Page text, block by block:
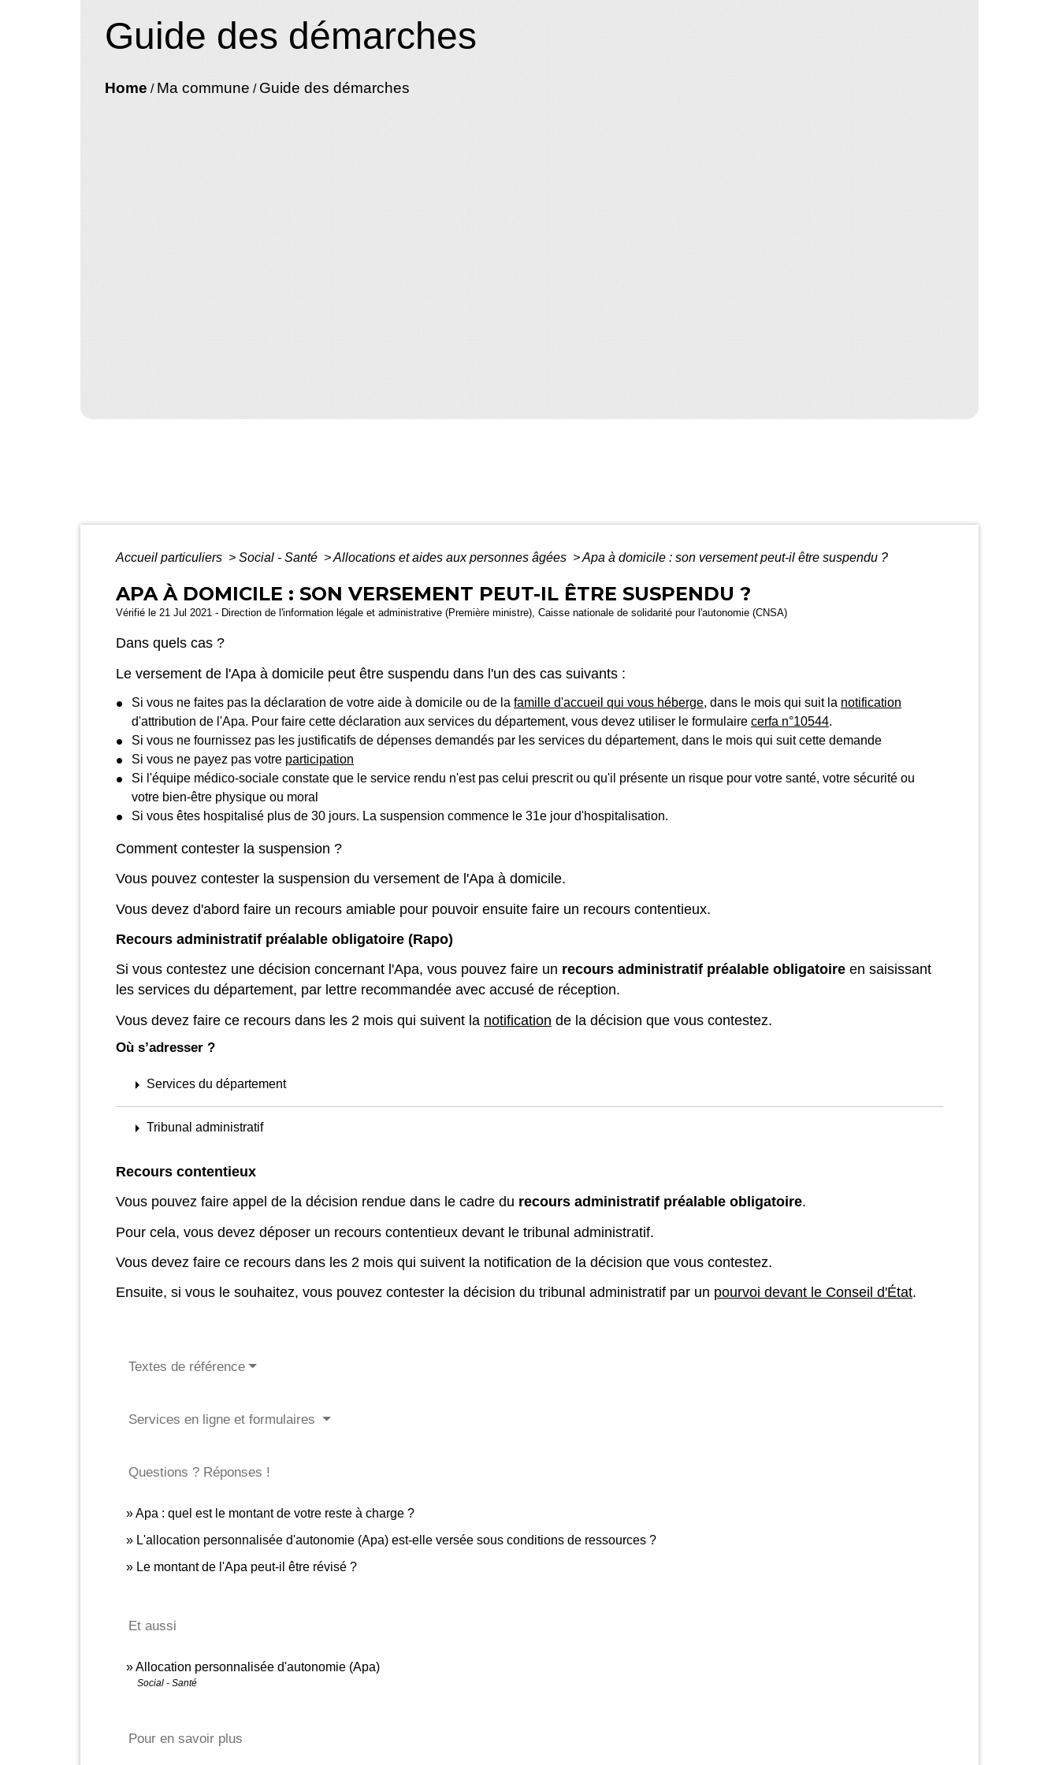
Guide des démarches
Home / Ma commune / Guide des démarches
Accueil particuliers > Social - Santé >Allocations et aides aux personnes âgées >Apa à domicile : son versement peut-il être suspendu ?
APA À DOMICILE : SON VERSEMENT PEUT-IL ÊTRE SUSPENDU ?
Vérifié le 21 Jul 2021 - Direction de l'information légale et administrative (Première ministre), Caisse nationale de solidarité pour l'autonomie (CNSA)
Dans quels cas ?
Le versement de l'Apa à domicile peut être suspendu dans l'un des cas suivants :
Si vous ne faites pas la déclaration de votre aide à domicile ou de la famille d'accueil qui vous héberge, dans le mois qui suit la notification
d'attribution de l'Apa. Pour faire cette déclaration aux services du département, vous devez utiliser le formulaire cerfa n°10544.
Si vous ne fournissez pas les justificatifs de dépenses demandés par les services du département, dans le mois qui suit cette demande
Si vous ne payez pas votre participation
Si l'équipe médico-sociale constate que le service rendu n'est pas celui prescrit ou qu'il présente un risque pour votre santé, votre sécurité ou
votre bien-être physique ou moral
Si vous êtes hospitalisé plus de 30 jours. La suspension commence le 31e jour d'hospitalisation.
Comment contester la suspension ?
Vous pouvez contester la suspension du versement de l'Apa à domicile.
Vous devez d'abord faire un recours amiable pour pouvoir ensuite faire un recours contentieux.
Recours administratif préalable obligatoire (Rapo)
Si vous contestez une décision concernant l'Apa, vous pouvez faire un recours administratif préalable obligatoire en saisissant
les services du département, par lettre recommandée avec accusé de réception.
Vous devez faire ce recours dans les 2 mois qui suivent la notification de la décision que vous contestez.
Où s’adresser ?
arrow_right Services du département
arrow_right Tribunal administratif
Recours contentieux
Vous pouvez faire appel de la décision rendue dans le cadre du recours administratif préalable obligatoire.
Pour cela, vous devez déposer un recours contentieux devant le tribunal administratif.
Vous devez faire ce recours dans les 2 mois qui suivent la notification de la décision que vous contestez.
Ensuite, si vous le souhaitez, vous pouvez contester la décision du tribunal administratif par un pourvoi devant le Conseil d'État.
Textes de référence
Services en ligne et formulaires
Questions ? Réponses !
Apa : quel est le montant de votre reste à charge ?
L'allocation personnalisée d'autonomie (Apa) est-elle versée sous conditions de ressources ?
Le montant de l'Apa peut-il être révisé ?
Et aussi
Allocation personnalisée d'autonomie (Apa)
Social - Santé
Pour en savoir plus